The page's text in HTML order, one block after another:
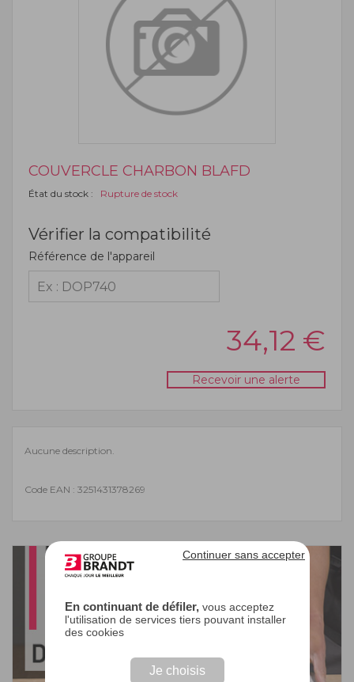
En continuant de défiler,vous acceptez
l'utilisation de services tiers pouvant installer
des cookies
Je choisis
Continuer sans accepter
COUVERCLE CHARBON BLAFD
État du stock : Rupture de stock
Vérifier la compatibilité
Référence de l'appareil
34,12 €
Recevoir une alerte
Aucune description.
Code EAN : 3251431378269